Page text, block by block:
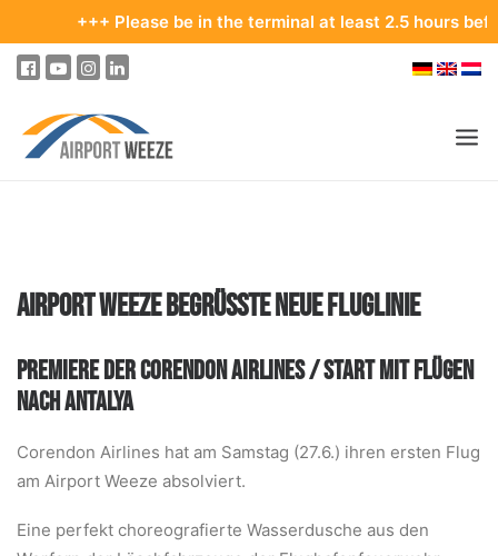
+++ Please be in the terminal at least 2.5 hours before
FLIGHTS
OUR DESTINATIONS
AIRPORT WEEZE BEGRÜSSTE NEUE FLUGLINIE
PREMIERE DER CORENDON AIRLINES / START MIT FLÜGEN
NACH ANTALYA
Corendon Airlines hat am Samstag (27.6.) ihren ersten Flug
am Airport Weeze absolviert.
Eine perfekt choreografierte Wasserdusche aus den